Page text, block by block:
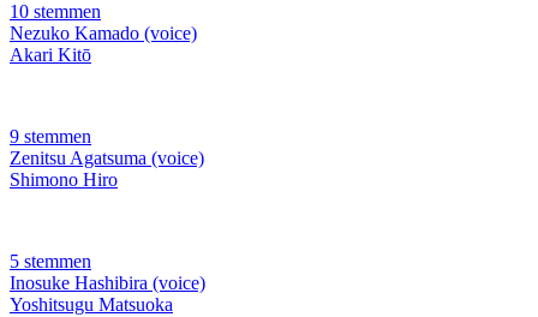
10 stemmen
Nezuko Kamado (voice)
Akari Kitō
9 stemmen
Zenitsu Agatsuma (voice)
Shimono Hiro
5 stemmen
Inosuke Hashibira (voice)
Yoshitsugu Matsuoka